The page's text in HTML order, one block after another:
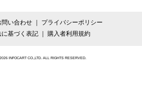
問い合わせ
プライバシーポリシー
基づく表記
購入者利用規約
INFOCART CO.,LTD. ALL RIGHTS RESERVED.